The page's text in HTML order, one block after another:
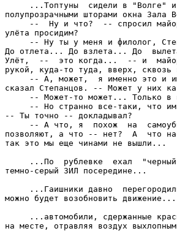
...Топтуны  сидели в "Волге"
полупрозрачными шторами окна Зала
--  Ну и что?  -- спросил
улёта просидим?
-- Ну ты у меня и филолог,
До отлета... До взлета... До
Улёт,  --  это когда...  -- и  майор
рукой, куда-то туда, вверх,
-- А, может,  я именно это и
сказал Степанцов. -- Может у них
-- Может-то может... Только в
-- Но странно все-таки, что
-- Ты точно -- докладывал?
-- А что, я  похож  на
позволяют, а что -- нет?  А  что
так это мы еще чинами не вышли...
...По  рублевке  ехал
темно-серый ЗИЛ посередине...
...Гаишники давно
можно будет возобновить движение...
...автомобили, сдержанные
на месте, отравляя воздух